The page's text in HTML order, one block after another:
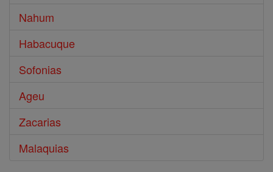
Nahum
Habacuque
Sofonias
Ageu
Zacarias
Malaquias